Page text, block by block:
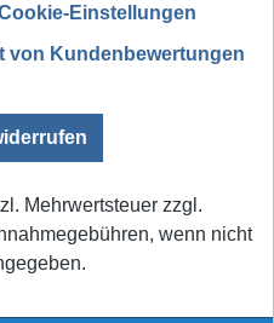
Einstellungen
von Kundenbewertungen
Mehrwertsteuer zzgl.
wenn nicht